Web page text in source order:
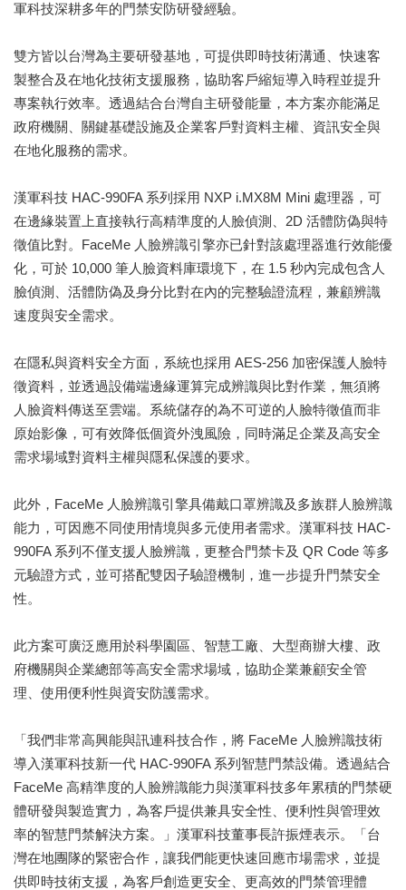
軍科技深耕多年的門禁安防研發經驗。
雙方皆以台灣為主要研發基地，可提供即時技術溝通、快速客
製整合及在地化技術支援服務，協助客戶縮短導入時程並提升
專案執行效率。透過結合台灣自主研發能量，本方案亦能滿足
政府機關、關鍵基礎設施及企業客戶對資料主權、資訊安全與
在地化服務的需求。
漢軍科技 HAC-990FA 系列採用 NXP i.MX8M Mini 處理器，可
在邊緣裝置上直接執行高精準度的人臉偵測、2D 活體防偽與特
徵值比對。FaceMe 人臉辨識引擎亦已針對該處理器進行效能優
化，可於 10,000 筆人臉資料庫環境下，在 1.5 秒內完成包含人
臉偵測、活體防偽及身分比對在內的完整驗證流程，兼顧辨識
速度與安全需求。
在隱私與資料安全方面，系統也採用 AES-256 加密保護人臉特
徵資料，並透過設備端邊緣運算完成辨識與比對作業，無須將
人臉資料傳送至雲端。系統儲存的為不可逆的人臉特徵值而非
原始影像，可有效降低個資外洩風險，同時滿足企業及高安全
需求場域對資料主權與隱私保護的要求。
此外，FaceMe 人臉辨識引擎具備戴口罩辨識及多族群人臉辨識
能力，可因應不同使用情境與多元使用者需求。漢軍科技 HAC-
990FA 系列不僅支援人臉辨識，更整合門禁卡及 QR Code 等多
元驗證方式，並可搭配雙因子驗證機制，進一步提升門禁安全
性。
此方案可廣泛應用於科學園區、智慧工廠、大型商辦大樓、政
府機關與企業總部等高安全需求場域，協助企業兼顧安全管
理、使用便利性與資安防護需求。
「我們非常高興能與訊連科技合作，將 FaceMe 人臉辨識技術
導入漢軍科技新一代 HAC-990FA 系列智慧門禁設備。透過結合
FaceMe 高精準度的人臉辨識能力與漢軍科技多年累積的門禁硬
體研發與製造實力，為客戶提供兼具安全性、便利性與管理效
率的智慧門禁解決方案。」漢軍科技董事長許振煙表示。「台
灣在地團隊的緊密合作，讓我們能更快速回應市場需求，並提
供即時技術支援，為客戶創造更安全、更高效的門禁管理體